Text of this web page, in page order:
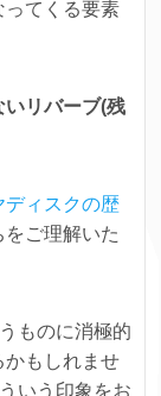
ってくる要素
リバーブ(残
ディスクの歴
をご理解いた
ものに消極的
かもしれませ
いう印象をお